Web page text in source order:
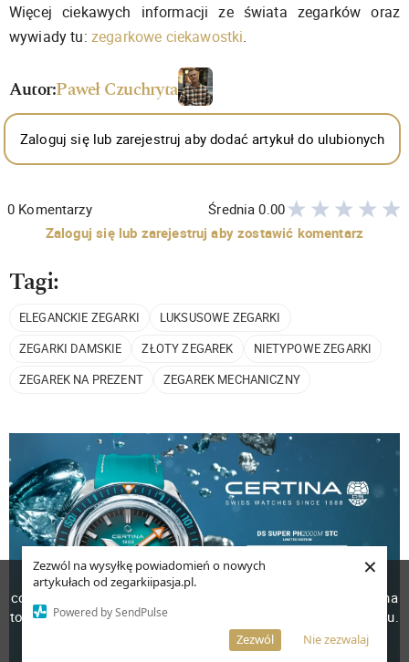
Zezwól na wysyłkę powiadomień o nowych
artykułach od zegarkiipasja.pl.
Powered by SendPulse
Nie zezwalaj
Zezwól
×
Więcej ciekawych informacji ze świata zegarków oraz
wywiady tu: zegarkowe ciekawostki.
Autor:Paweł Czuchryta
Zaloguj się lub zarejestruj aby dodać artykuł do ulubionych
0 Komentarzy Średnia0.00
Zaloguj się lub zarejestruj aby zostawić komentarz
Tagi:
ELEGANCKIE ZEGARKI
LUKSUSOWE ZEGARKI
ZEGARKI DAMSKIE
ZŁOTY ZEGAREK
NIETYPOWE ZEGARKI
ZEGAREK NA PREZENT
ZEGAREK MECHANICZNY
W celu poprawienia jakości usług korzystamy z plików
cookies. Pozostanie na stronie oznacza, iż wyrażasz zgodę na
to, że pliki cookies będą przechowywane w Twoim urządzeniu.
Więcej informacji